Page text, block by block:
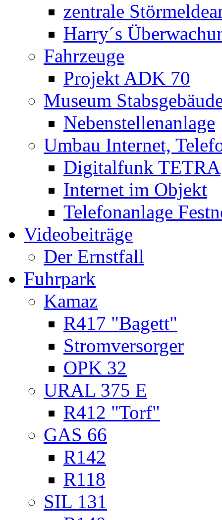
zentrale
Harry´s
Fahrzeuge
Projekt ADK 70
Museum
Nebenstellenanlage
Umbau Internet,
Digitalfunk TETRA
Internet im Objekt
Telefonanlage
Videobeiträge
Der Ernstfall
Fuhrpark
Kamaz
R417 "Bagett"
Stromversorger
OPK 32
URAL 375 E
R412 "Torf"
GAS 66
R142
R118
SIL 131